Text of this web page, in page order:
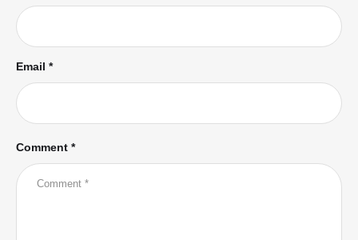
Comment *
Email *